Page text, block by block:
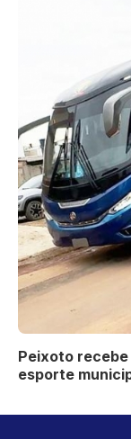
Peixoto
esporte